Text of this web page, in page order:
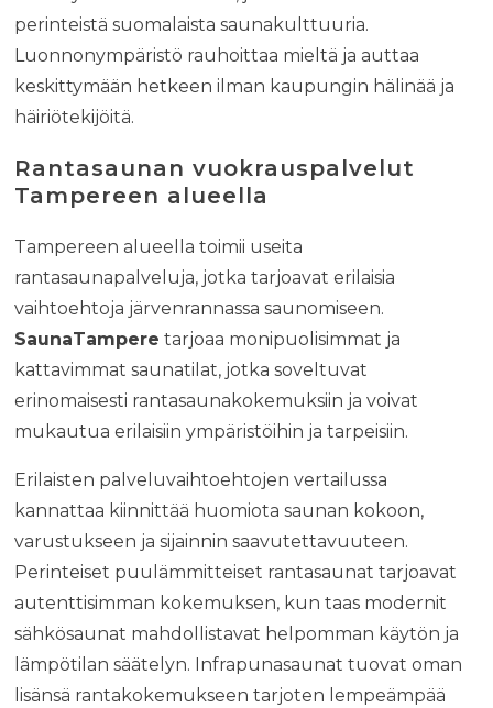
perinteistä suomalaista saunakulttuuria.
Luonnonympäristö rauhoittaa mieltä ja auttaa
keskittymään hetkeen ilman kaupungin hälinää ja
häiriötekijöitä.
Rantasaunan vuokrauspalvelut
Tampereen alueella
Tampereen alueella toimii useita
rantasaunapalveluja, jotka tarjoavat erilaisia
vaihtoehtoja järvenrannassa saunomiseen.
SaunaTampere tarjoaa monipuolisimmat ja
kattavimmat saunatilat, jotka soveltuvat
erinomaisesti rantasaunakokemuksiin ja voivat
mukautua erilaisiin ympäristöihin ja tarpeisiin.
Erilaisten palveluvaihtoehtojen vertailussa
kannattaa kiinnittää huomiota saunan kokoon,
varustukseen ja sijainnin saavutettavuuteen.
Perinteiset puulämmitteiset rantasaunat tarjoavat
autenttisimman kokemuksen, kun taas modernit
sähkösaunat mahdollistavat helpomman käytön ja
lämpötilan säätelyn. Infrapunasaunat tuovat oman
lisänsä rantakokemukseen tarjoten lempeämpää